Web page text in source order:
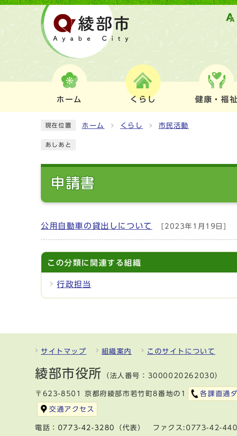
ホーム くらし 健康・福祉
現在位置 ホーム くらし 市民活動
あしあと
申請書
公用自動車の貸出しについて [2023年1月19日]
この分類に関連する組織
行政担当
サイトマップ 組織案内 このサイトについて
綾部市役所 （法人番号：3000020262030）
〒623-8501 京都府綾部市若竹町8番地の1 各課直通
交通アクセス
電話： 0773-42-3280 （代表） ファクス:0773-42-